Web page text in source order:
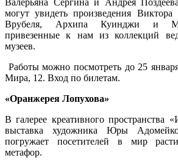
могут увидеть произведения
Врубеля, Архипа Куинджи и
привезенные к нам из коллекций
музеев.
Работы можно посмотреть до 25
Мира, 12. Вход по билетам.
«Оранжерея Лопухова»
В галерее креативного пространства
выставка художника Юры
погружает посетителей в мир
метафор.